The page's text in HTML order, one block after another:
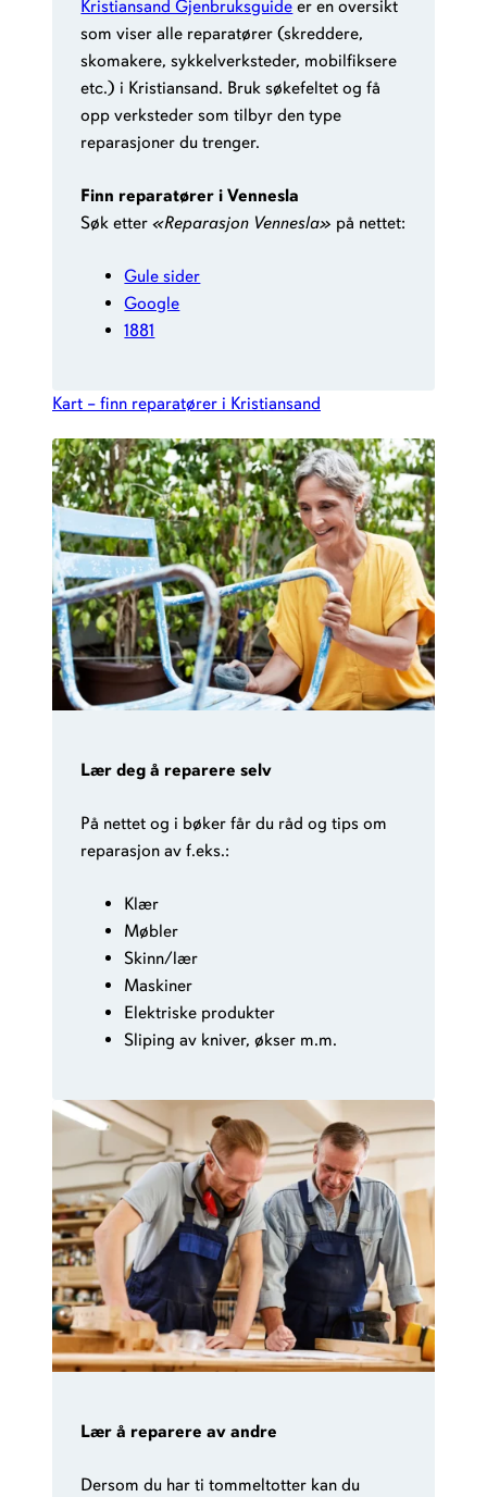
Kristiansand Gjenbruksguide er en oversikt
som viser alle reparatører (skreddere,
skomakere, sykkelverksteder, mobilfiksere
etc.) i Kristiansand. Bruk søkefeltet og få
opp verksteder som tilbyr den type
reparasjoner du trenger.
Finn reparatører i Vennesla
Søk etter«Reparasjon Vennesla» på nettet:
Gule sider
Google
1881
Kart – finn reparatører i Kristiansand
Lær deg å reparere selv
På nettet og i bøker får du råd og tips om
reparasjon av f.eks.:
Klær
Møbler
Skinn/lær
Maskiner
Elektriske produkter
Sliping av kniver, økser m.m.
Lær å reparere av andre
Dersom du har ti tommeltotter kan du